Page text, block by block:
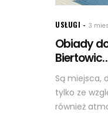
USŁUGI 3
Obiady
Są miejsca,
tylko ze
również